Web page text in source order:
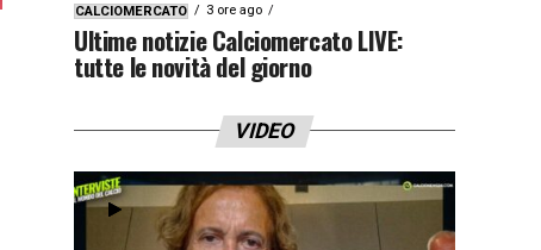
CALCIOMERCATO 3 ore ago
Ultime notizie Calciomercato LIVE:
tutte le novità del giorno
VIDEO